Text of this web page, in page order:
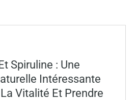
Spiruline : Une
Intéressante
Vitalité Et Prendre